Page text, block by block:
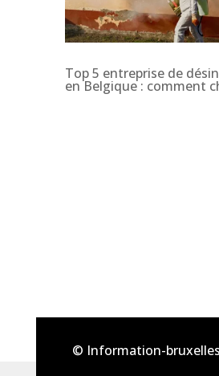
Top 5 entreprise de
en Belgique : comment
© Information-